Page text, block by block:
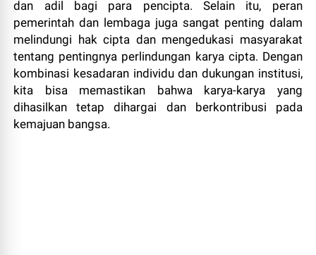
dan adil bagi para pencipta. Selain itu, peran
pemerintah dan lembaga juga sangat penting dalam
melindungi hak cipta dan mengedukasi masyarakat
tentang pentingnya perlindungan karya cipta. Dengan
kombinasi kesadaran individu dan dukungan institusi,
kita bisa memastikan bahwa karya-karya yang
dihasilkan tetap dihargai dan berkontribusi pada
kemajuan bangsa.